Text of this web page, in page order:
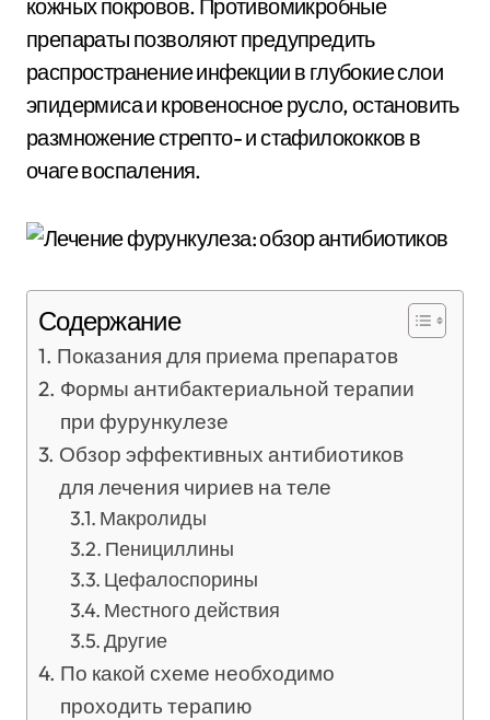
кожных покровов. Противомикробные
препараты позволяют предупредить
распространение инфекции в глубокие слои
эпидермиса и кровеносное русло, остановить
размножение стрепто- и стафилококков в
очаге воспаления.
Содержание
Показания для приема препаратов
Формы антибактериальной терапии
при фурункулезе
Обзор эффективных антибиотиков
для лечения чириев на теле
Макролиды
Пенициллины
Цефалоспорины
Местного действия
Другие
По какой схеме необходимо
проходить терапию